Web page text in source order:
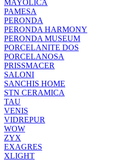
MAYOLICA
PAMESA
PERONDA
PERONDA HARMONY
PERONDA MUSEUM
PORCELANITE DOS
PORCELANOSA
PRISSMACER
SALONI
SANCHIS HOME
STN CERAMICA
TAU
VENIS
VIDREPUR
WOW
ZYX
EXAGRES
XLIGHT